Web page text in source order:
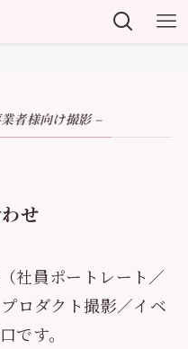
者様向け撮影 –
せ
社員ポートレート／
ロダクト撮影／イベ
です。